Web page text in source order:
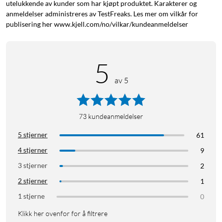
utelukkende av kunder som har kjøpt produktet. Karakterer og
anmeldelser administreres av TestFreaks. Les mer om vilkår for
publisering her www.kjell.com/no/vilkar/kundeanmeldelser
5 av 5
73 kundeanmeldelser
5 stjerner
61
4 stjerner
9
3 stjerner
2
2 stjerner
1
1 stjerne
0
Klikk her ovenfor for å filtrere